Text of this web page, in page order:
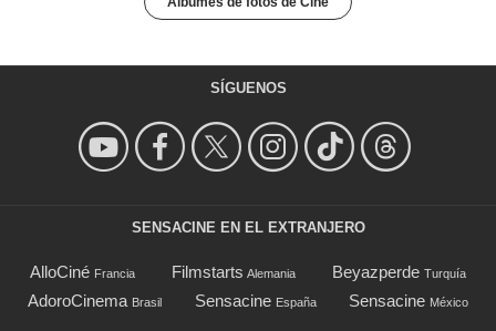
SÍGUENOS
SENSACINE EN EL EXTRANJERO
AlloCiné Francia Filmstarts Alemania Beyazperde Turquía
AdoroCinema Brasil Sensacine España Sensacine México